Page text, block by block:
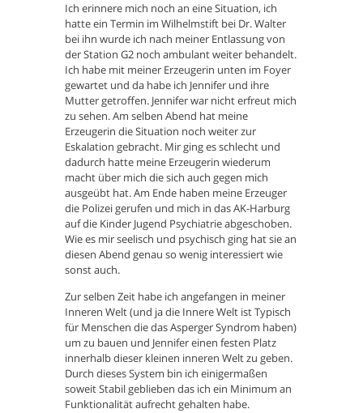
Ich erinnere mich noch an eine Situation, ich
hatte ein Termin im Wilhelmstift bei Dr. Walter
bei ihn wurde ich nach meiner Entlassung von
der Station G2 noch ambulant weiter behandelt.
Ich habe mit meiner Erzeugerin unten im Foyer
gewartet und da habe ich Jennifer und ihre
Mutter getroffen. Jennifer war nicht erfreut mich
zu sehen. Am selben Abend hat meine
Erzeugerin die Situation noch weiter zur
Eskalation gebracht. Mir ging es schlecht und
dadurch hatte meine Erzeugerin wiederum
macht über mich die sich auch gegen mich
ausgeübt hat. Am Ende haben meine Erzeuger
die Polizei gerufen und mich in das AK-Harburg
auf die Kinder Jugend Psychiatrie abgeschoben.
Wie es mir seelisch und psychisch ging hat sie an
diesen Abend genau so wenig interessiert wie
sonst auch.
Zur selben Zeit habe ich angefangen in meiner
Inneren Welt (und ja die Innere Welt ist Typisch
für Menschen die das Asperger Syndrom haben)
um zu bauen und Jennifer einen festen Platz
innerhalb dieser kleinen inneren Welt zu geben.
Durch dieses System bin ich einigermaßen
soweit Stabil geblieben das ich ein Minimum an
Funktionalität aufrecht gehalten habe.